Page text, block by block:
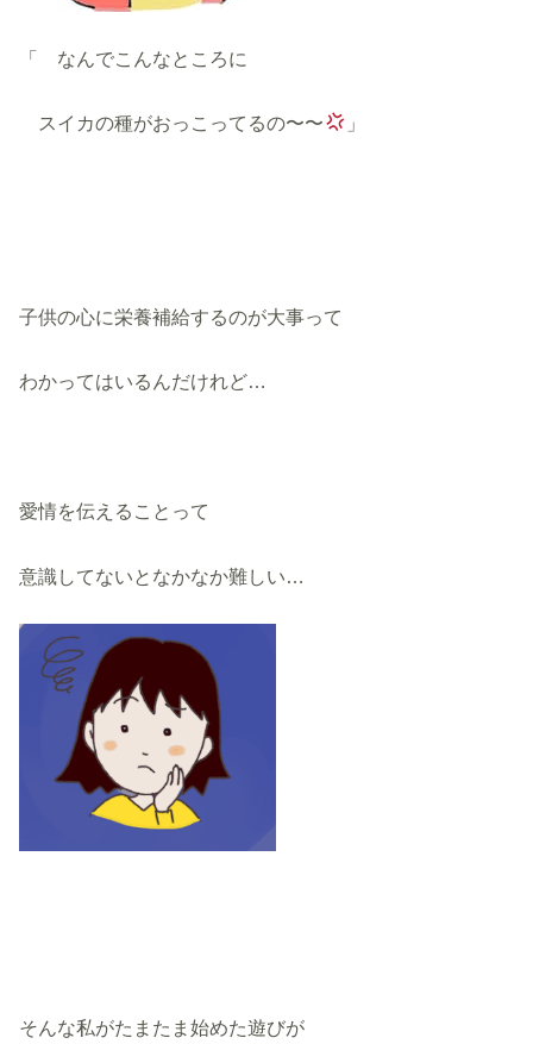
「 なんでこんなところに
スイカの種がおっこってるの〜〜 」
子供の心に栄養補給するのが大事って
わかってはいるんだけれど…
愛情を伝えることって
意識してないとなかなか難しい…
そんな私がたまたま始めた遊びが